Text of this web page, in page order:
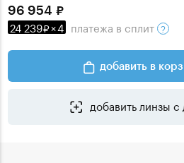
96 954
24 239 ×4 платежа в сплит
добавить в
добавить линзы